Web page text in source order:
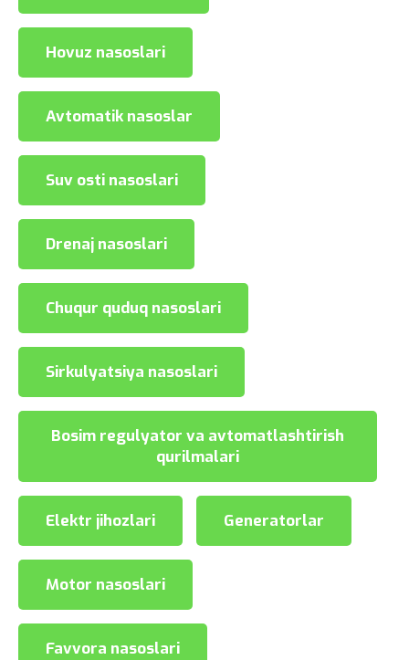
Hovuz nasoslari
Avtomatik nasoslar
Suv osti nasoslari
Drenaj nasoslari
Chuqur quduq nasoslari
Sirkulyatsiya nasoslari
Bosim regulyator va avtomatlashtirish
qurilmalari
Elektr jihozlari Generatorlar
Motor nasoslari
Favvora nasoslari